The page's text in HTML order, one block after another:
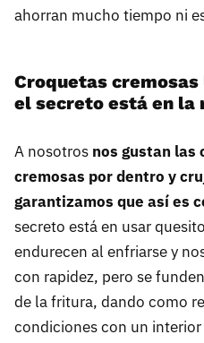
ahorran mucho tiempo ni
Croquetas
el secreto está en la
A nosotros nos gustan las
cremosas por dentro y
garantizamos que así es
secreto está en usar
endurecen al enfriarse y
con rapidez, pero se
de la fritura, dando como
condiciones con un